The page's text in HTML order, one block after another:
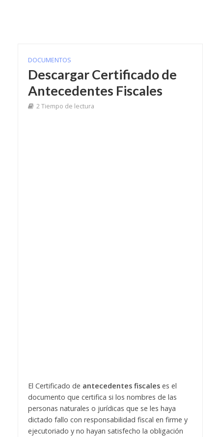
DOCUMENTOS
Descargar Certificado de
Antecedentes Fiscales
2 Tiempo de lectura
El Certificado de antecedentes fiscales es el
documento que certifica si los nombres de las
personas naturales o jurídicas que se les haya
dictado fallo con responsabilidad fiscal en firme y
ejecutoriado y no hayan satisfecho la obligación